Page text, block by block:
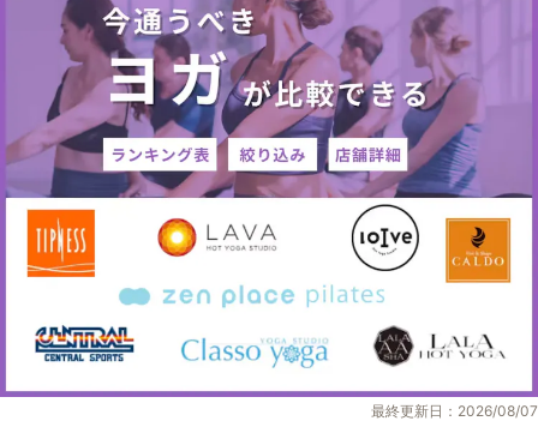
最終更新日：2026/08/07